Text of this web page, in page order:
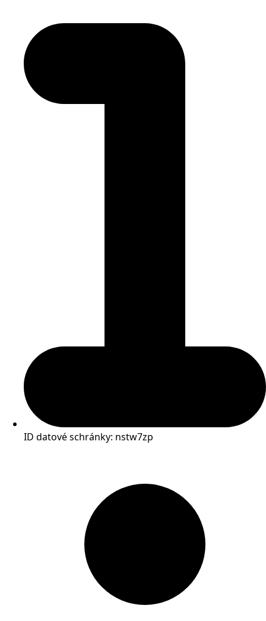
ID datové schránky: nstw7zp